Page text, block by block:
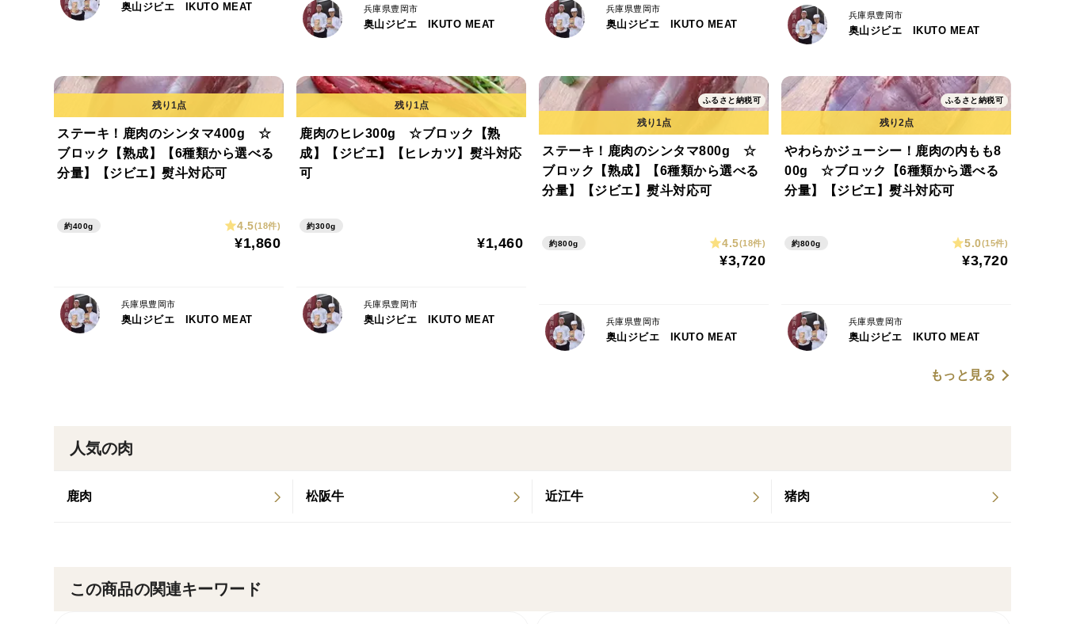
人気の肉
鹿肉 松阪牛 近江牛 猪肉
奥山ジビエ IKUTO MEAT 兵庫県豊岡市
奥山ジビエ IKUTO MEAT
兵庫県豊岡市
奥山ジビエ IKUTO MEAT
兵庫県豊岡市
奥山ジビエ IKUTO MEAT
ステーキ！鹿肉のシンタマ400g ☆
ブロック【熟成】【6種類から選べる
分量】【ジビエ】熨斗対応可
約400g 4.5(18件)
¥1,860
兵庫県豊岡市
奥山ジビエ IKUTO MEAT
鹿肉のヒレ300g ☆ブロック【熟
成】【ジビエ】【ヒレカツ】熨斗対応
可
約300g
¥1,460
兵庫県豊岡市
奥山ジビエ IKUTO MEAT
ふるさと納税可
ステーキ！鹿肉のシンタマ800g ☆
ブロック【熟成】【6種類から選べる
分量】【ジビエ】熨斗対応可
約800g 4.5(18件)
¥3,720
兵庫県豊岡市
奥山ジビエ IKUTO MEAT
ふるさと納税可
やわらかジューシー！鹿肉の内もも8
00g ☆ブロック【6種類から選べる
分量】【ジビエ】熨斗対応可
約800g 5.0(15件)
¥3,720
兵庫県豊岡市
奥山ジビエ IKUTO MEAT
もっと見る
この商品の関連キーワード